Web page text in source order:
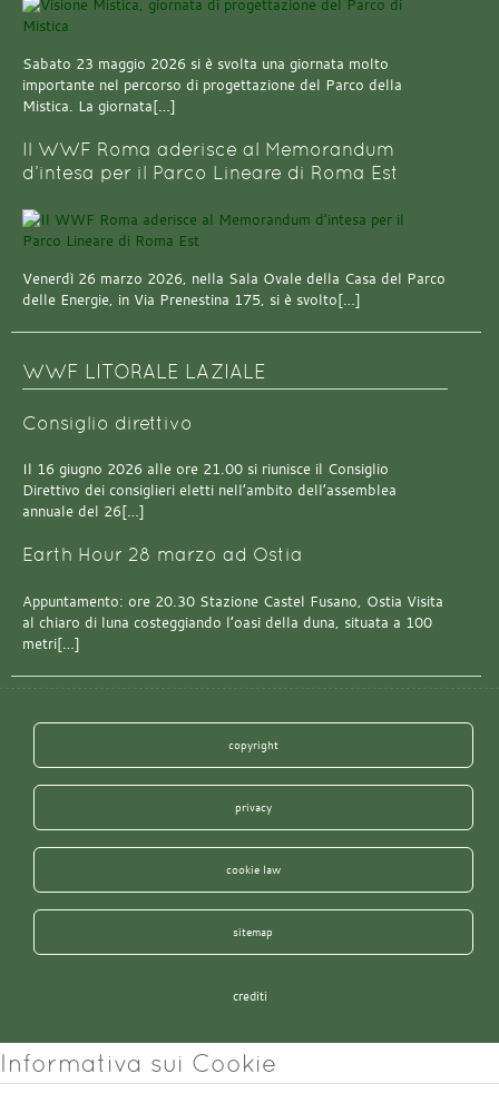
Sabato 23 maggio 2026 si è svolta una giornata molto
importante nel percorso di progettazione del Parco della
Mistica. La giornata[…]
Il WWF Roma aderisce al Memorandum
d’intesa per il Parco Lineare di Roma Est
Venerdì 26 marzo 2026, nella Sala Ovale della Casa del Parco
delle Energie, in Via Prenestina 175, si è svolto[…]
WWF LITORALE LAZIALE
Consiglio direttivo
Il 16 giugno 2026 alle ore 21.00 si riunisce il Consiglio
Direttivo dei consiglieri eletti nell’ambito dell’assemblea
annuale del 26[…]
Earth Hour 28 marzo ad Ostia
Appuntamento: ore 20.30 Stazione Castel Fusano, Ostia Visita
al chiaro di luna costeggiando l’oasi della duna, situata a 100
metri[…]
copyright
privacy
cookie law
sitemap
crediti
Informativa sui Cookie